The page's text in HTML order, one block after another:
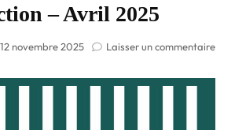
– Avril 2025
12 novembre 2025 Laisser un commentaire